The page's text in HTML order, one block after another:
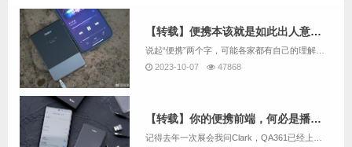
【转载】便携本该就是如此出人意料——乾龙盛MUB1评测
2023-10-07
47868
【转载】你的便携前端，何必是播放器？——DC评乾龙盛MUB1